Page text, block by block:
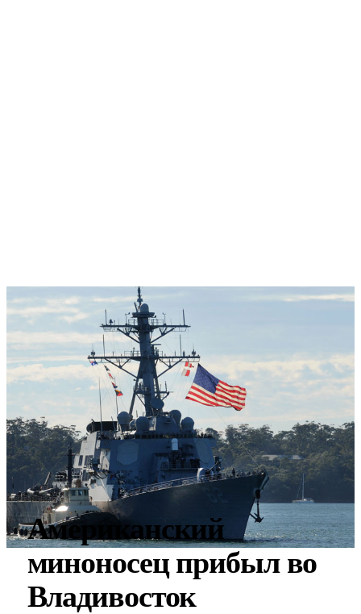
Американский
миноносец прибыл во
Владивосток